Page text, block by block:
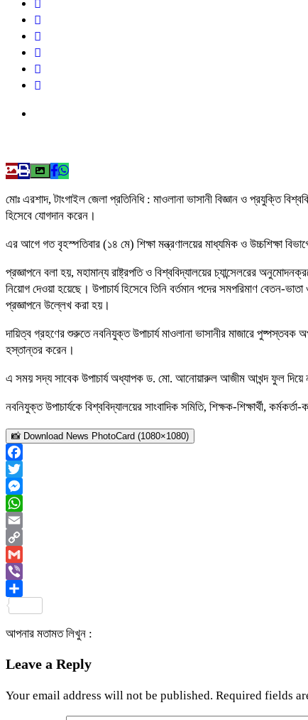
মোঃ এরশাদ, টাংগাইল জেলা প্রতিনিধি : মাওলানা ভাসানী বিজ্ঞান ও প্রযুক্তি
হিসেবে যোগদান করেন।
‎এর আগে গত বৃহস্পতিবার (১৪ মে) শিক্ষা মন্ত্রণালয়ের মাধ্যমিক ও উচ্চশিক্ষা
‎প্রজ্ঞাপনে বলা হয়, মহামান্য রাষ্ট্রপতি ও বিশ্ববিদ্যালয়ের চ্যান্সেলরের
নিয়োগ দেওয়া হয়েছে। উপাচার্য হিসেবে তিনি বর্তমান পদের সমপরিমাণ বেতন-
প্রজ্ঞাপনে উল্লেখ করা হয়।
‎দায়িত্ব গ্রহণের শুরুতে নবনিযুক্ত উপাচার্য মাওলানা ভাসানীর মাজারে
হস্তান্তর করেন।
‎এ সময় সদ্য সাবেক উপাচার্য অধ্যাপক ড. মো. আনোয়ারুল আজীম আখন্দ ফুল দিয়ে
‎নবনিযুক্ত উপাচার্যকে বিশ্ববিদ্যালয়ের সাংবাদিক সমিতি, শিক্ষক-শিক্ষার্থী,
📸 Download News PhotoCard (1080×1080)
Facebook
Twitter
Messenger
WhatsApp
Email
Copy
Link
Gmail
Viber
আপনার মতামত লিখুন :
Leave a Reply
Your email address will not be published. Required fields